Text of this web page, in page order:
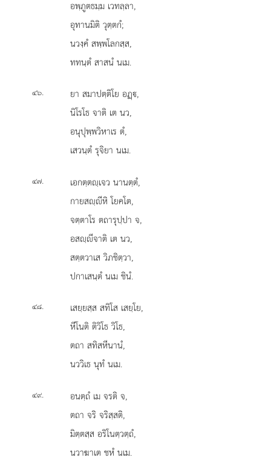
อพฺภูตธมฺม เวทลฺลา,
อุทานมิติ วุตฺตกํ;
นวงฺคํ สพฺพโลกสฺส,
ททนฺตํ สาสนํ นเม.
๔๖. ยา สมาปตฺติโย อฏฺ,
นิโรโธ จาติ เต นว,
อนุปุพฺพวิหาเร ตํ,
เสวนฺตํ รุจิยา นเม.
๔๗.
เอกตฺตฺเจว นานตฺตํ,
กายสฺีหิ โยคโต,
จตฺตาโร ตถารุปฺปา จ,
อสฺีจาติ เต นว,
สตฺตวาเส วิภชิตฺวา,
ปกาเสนฺตํ นเม ชินํ.
๔๘. เสยฺยสฺส สทิโส เสยฺโย,
หีโนติ ติวิโธ วิโธ,
ตถา สทิสหีนานํ,
นววิเธ นุทํ นเม.
๔๙. อนตฺถํ เม จรติ จ,
ตถา จริ จริสฺสติ,
มิตฺตสฺส อริโนตฺวตฺถํ,
นวาฆาเต ชหํ นเม.